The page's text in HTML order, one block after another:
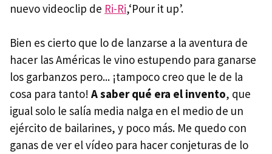
nuevo videoclip de Ri-Ri,‘Pour it up’.
Bien es cierto que lo de lanzarse a la aventura de
hacer las Américas le vino estupendo para ganarse
los garbanzos pero... ¡tampoco creo que le de la
cosa para tanto! A saber qué era el invento, que
igual solo le salía media nalga en el medio de un
ejército de bailarines, y poco más. Me quedo con
ganas de ver el vídeo para hacer conjeturas de lo